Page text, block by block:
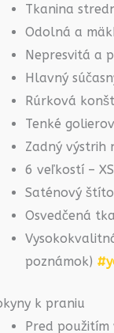
Tkanina
Odolná a
Nepresvitá a
Hlavný
Rúrková
Tenké
Zadný výstrih
6 veľkostí –
Saténový
Osvedčená
poznámok)
k praniu
Pred